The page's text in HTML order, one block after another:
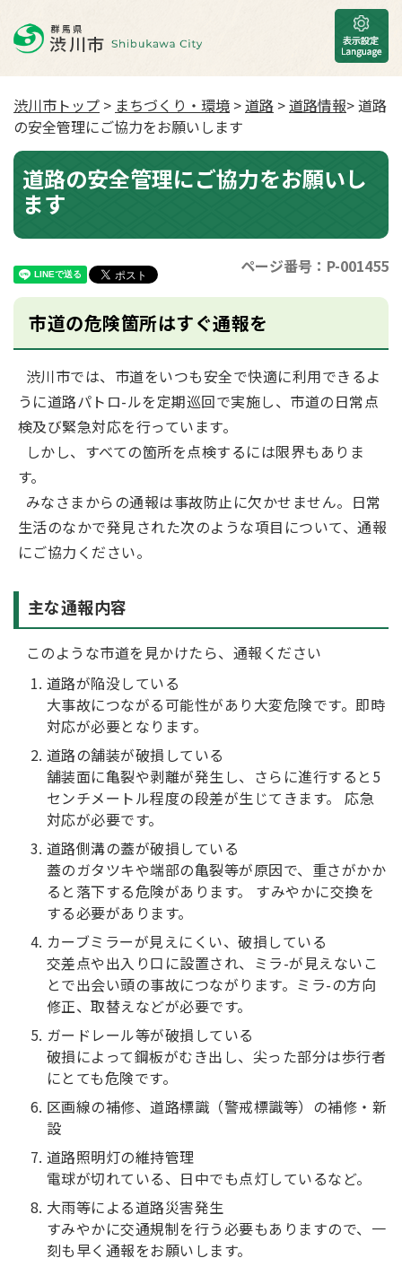
渋川市トップ > まちづくり・環境 >道路 >道路情報> 道路
の安全管理にご協力をお願いします
道路の安全管理にご協力をお願いし
ます
ページ番号：P-001455
市道の危険箇所はすぐ通報を
渋川市では、市道をいつも安全で快適に利用できるよ
うに道路パトロ-ルを定期巡回で実施し、市道の日常点
検及び緊急対応を行っています。
しかし、すべての箇所を点検するには限界もありま
す。
みなさまからの通報は事故防止に欠かせません。日常
生活のなかで発見された次のような項目について、通報
にご協力ください。
主な通報内容
このような市道を見かけたら、通報ください
道路が陥没している
大事故につながる可能性があり大変危険です。即時
対応が必要となります。
道路の舗装が破損している
舗装面に亀裂や剥離が発生し、さらに進行すると5
センチメートル程度の段差が生じてきます。 応急
対応が必要です。
道路側溝の蓋が破損している
蓋のガタツキや端部の亀裂等が原因で、重さがかか
ると落下する危険があります。 すみやかに交換を
する必要があります。
カーブミラーが見えにくい、破損している
交差点や出入り口に設置され、ミラ-が見えないこ
とで出会い頭の事故につながります。ミラ-の方向
修正、取替えなどが必要です。
ガードレール等が破損している
破損によって鋼板がむき出し、尖った部分は歩行者
にとても危険です。
区画線の補修、道路標識（警戒標識等）の補修・新
設
道路照明灯の維持管理
電球が切れている、日中でも点灯しているなど。
大雨等による道路災害発生
すみやかに交通規制を行う必要もありますので、一
刻も早く通報をお願いします。